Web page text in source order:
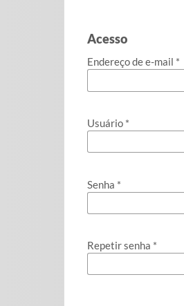
Acesso
Endereço de e-mail *
Usuário *
Senha *
Repetir senha *